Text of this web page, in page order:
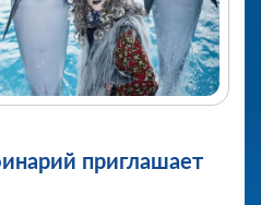
приглашает